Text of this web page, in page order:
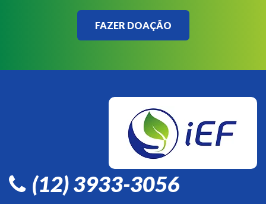
FAZER DOAÇÃO
(12) 3933-3056